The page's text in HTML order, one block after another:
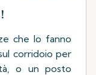
che lo fanno
corridoio per
o un posto